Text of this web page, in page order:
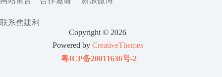
联系焦建利
Copyright © 2026
Powered by CreativeThemes
粤ICP备20011636号-2